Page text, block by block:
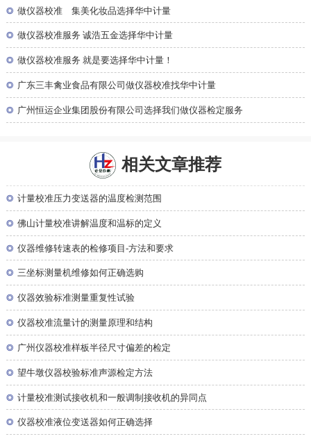
◎ 做仪器校准 集美化妆品选择华中计量
◎ 做仪器校准服务 诚浩五金选择华中计量
◎ 做仪器校准服务 就是要选择华中计量！
◎ 广东三丰禽业食品有限公司做仪器校准找华中计量
◎ 广州恒运企业集团股份有限公司选择我们做仪器检定服务
相关文章推荐
◎ 计量校准压力变送器的温度检测范围
◎ 佛山计量校准讲解温度和温标的定义
◎ 仪器维修转速表的检修项目-方法和要求
◎ 三坐标测量机维修如何正确选购
◎ 仪器效验标准测量重复性试验
◎ 仪器校准流量计的测量原理和结构
◎ 广州仪器校准样板半径尺寸偏差的检定
◎ 望牛墩仪器校验标准声源检定方法
◎ 计量校准测试接收机和一般调制接收机的异同点
◎ 仪器校准液位变送器如何正确选择